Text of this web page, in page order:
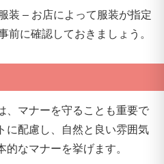
装 – お店によって服装が指定
前に確認しておきましょう。
、マナーを守ることも重要で
に配慮し、自然と良い雰囲気
なマナーを挙げます。